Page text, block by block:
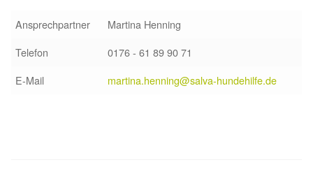
Unsere Notnasen
Notnasen in Deutschland
Ansprechpartner
Martina Henning
Telefon
0176 - 61 89 90 71
E-Mail
martina.henning@salva-hundehilfe.de